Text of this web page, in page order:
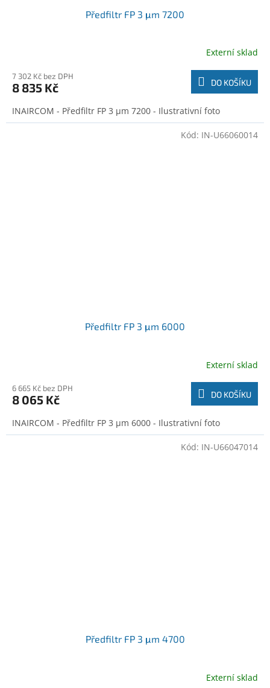
Předfiltr FP 3 μm 7200
Externí sklad
7 302 Kč bez DPH
8 835 Kč DO KOŠÍKU
INAIRCOM - Předfiltr FP 3 μm 7200 - Ilustrativní foto
Předfiltr FP 3 μm 6000
Externí sklad
6 665 Kč bez DPH
8 065 Kč DO KOŠÍKU
INAIRCOM - Předfiltr FP 3 μm 6000 - Ilustrativní foto
Kód: IN-U66060014
Předfiltr FP 3 μm 4700
Externí sklad
Kód: IN-U66047014